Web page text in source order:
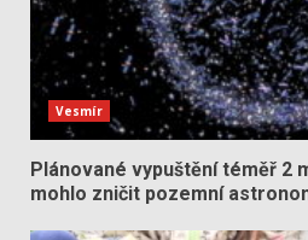
Vesmír
Plánované vypuštění téměř 2
mohlo zničit pozemní